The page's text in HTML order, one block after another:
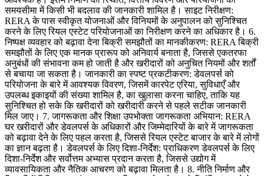
समयसीमा में किसी भी बदलाव की जानकारी शामिल है। साइट निरीक्षण:
RERA के पास स्वीकृत योजनाओं और विनियमों के अनुपालन को सुनिश्चित
करने के लिए रियल एस्टेट परियोजनाओं का निरीक्षण करने का अधिकार है। 6.
निष्पक्ष व्यवहार को बढ़ावा देना बिक्री समझौतों का मानकीकरण: RERA बिक्री
समझौतों के लिए एक मानक प्रारूप को अनिवार्य बनाता है, जिससे एकतरफा
अनुबंधों की संभावना कम हो जाती है और खरीदारों को अनुचित नियमों और शर्तों
से बचाया जा सकता है। जानकारी का स्पष्ट प्रकटीकरण: डेवलपर्स को
परियोजना के बारे में आवश्यक विवरण, जिसमें कारपेट एरिया, सुविधाएँ और
उपलब्ध इकाइयों की संख्या शामिल है, का खुलासा करना चाहिए, ताकि यह
सुनिश्चित हो सके कि खरीदारों को खरीदारी करने से पहले सटीक जानकारी
मिल जाए। 7. जागरूकता और शिक्षा उपभोक्ता जागरूकता अभियान: RERA
घर खरीदारों और डेवलपर्स के अधिकारों और जिम्मेदारियों के बारे में जागरूकता
को बढ़ावा देने के लिए पहल करता है, जिससे रियल एस्टेट बाजार के बारे में लोगों
का ज्ञान बढ़ता है। डेवलपर्स के लिए दिशा-निर्देश: प्राधिकरण डेवलपर्स के लिए
दिशा-निर्देश और सर्वोत्तम अभ्यास प्रदान करता है, जिससे उद्योग में
व्यावसायिकता और नैतिक आचरण को बढ़ावा मिलता है। 8. नीति निर्माण और